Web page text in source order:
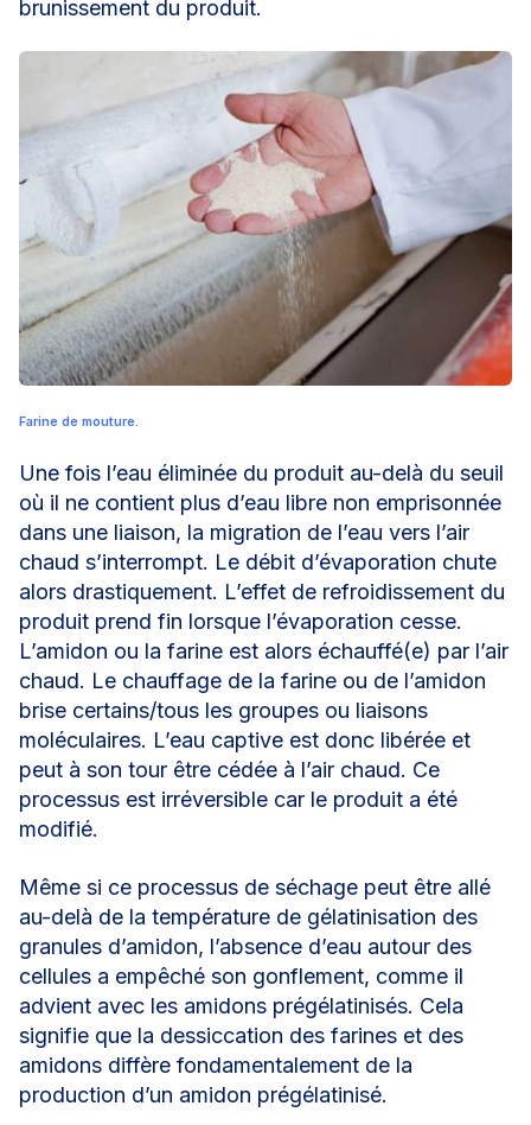
brunissement du produit.
Farine de mouture.
Une fois l’eau éliminée du produit au-delà du seuil
où il ne contient plus d’eau libre non emprisonnée
dans une liaison, la migration de l’eau vers l’air
chaud s’interrompt. Le débit d’évaporation chute
alors drastiquement. L’effet de refroidissement du
produit prend fin lorsque l’évaporation cesse.
L’amidon ou la farine est alors échauffé(e) par l’air
chaud. Le chauffage de la farine ou de l’amidon
brise certains/tous les groupes ou liaisons
moléculaires. L’eau captive est donc libérée et
peut à son tour être cédée à l’air chaud. Ce
processus est irréversible car le produit a été
modifié.
Même si ce processus de séchage peut être allé
au-delà de la température de gélatinisation des
granules d’amidon, l’absence d’eau autour des
cellules a empêché son gonflement, comme il
advient avec les amidons prégélatinisés. Cela
signifie que la dessiccation des farines et des
amidons diffère fondamentalement de la
production d’un amidon prégélatinisé.